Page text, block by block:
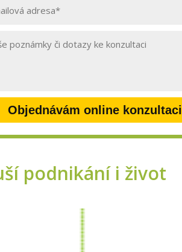
Objednávám online konzultaci
podnikání i život